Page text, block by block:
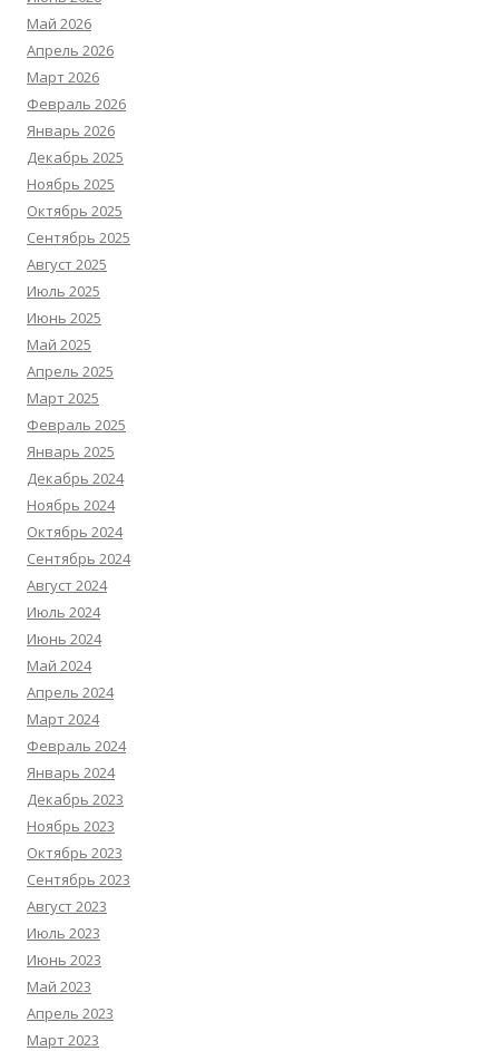
Май 2026
Апрель 2026
Март 2026
Февраль 2026
Январь 2026
Декабрь 2025
Ноябрь 2025
Октябрь 2025
Сентябрь 2025
Август 2025
Июль 2025
Июнь 2025
Май 2025
Апрель 2025
Март 2025
Февраль 2025
Январь 2025
Декабрь 2024
Ноябрь 2024
Октябрь 2024
Сентябрь 2024
Август 2024
Июль 2024
Июнь 2024
Май 2024
Апрель 2024
Март 2024
Февраль 2024
Январь 2024
Декабрь 2023
Ноябрь 2023
Октябрь 2023
Сентябрь 2023
Август 2023
Июль 2023
Июнь 2023
Май 2023
Апрель 2023
Март 2023